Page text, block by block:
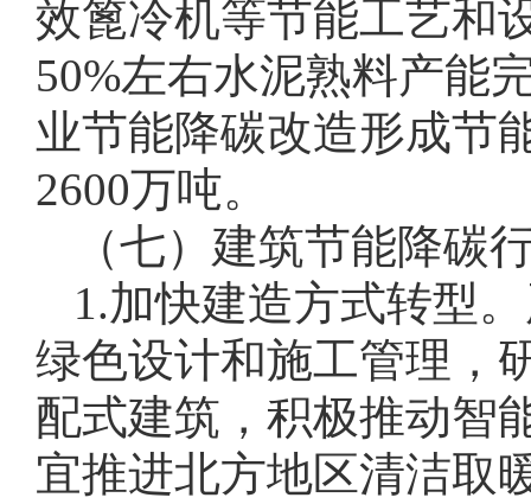
效篦冷机等节能工艺和
50%左右水泥熟料产能
业节能降碳改造形成节
2600万吨。
（七）建筑节能降碳
1.加快建造方式转型
绿色设计和施工管理，
配式建筑，积极推动智
宜推进北方地区清洁取